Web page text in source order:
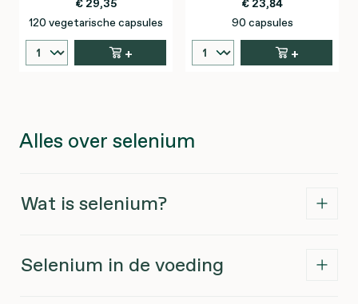
€ 29,35
120 vegetarische capsules
+
€ 23,84
90 capsules
+
Alles over selenium
Wat is selenium?
Selenium in de voeding